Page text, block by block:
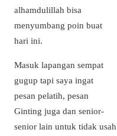
alhamdulillah bisa
menyumbang poin buat
hari ini.
Masuk lapangan sempat
gugup tapi saya ingat
pesan pelatih, pesan
Ginting juga dan senior-
senior lain untuk tidak usah